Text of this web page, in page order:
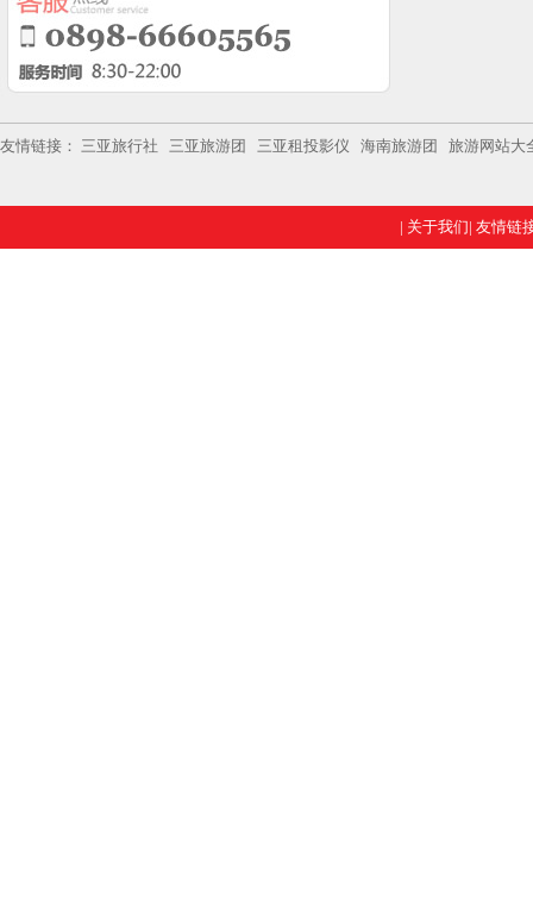
友情链接： 三亚旅行社 三亚旅游团 三亚租投影仪 海南旅游团 旅游网站大
| 关于我们|友情链